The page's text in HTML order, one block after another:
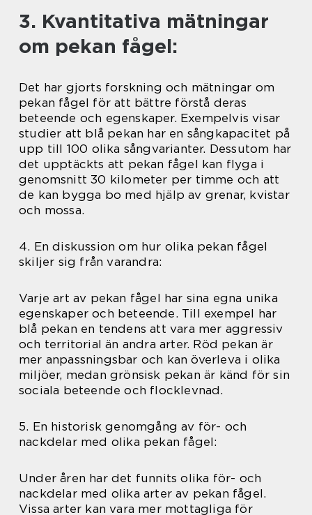
3. Kvantitativa mätningar
om pekan fågel:
Det har gjorts forskning och mätningar om
pekan fågel för att bättre förstå deras
beteende och egenskaper. Exempelvis visar
studier att blå pekan har en sångkapacitet på
upp till 100 olika sångvarianter. Dessutom har
det upptäckts att pekan fågel kan flyga i
genomsnitt 30 kilometer per timme och att
de kan bygga bo med hjälp av grenar, kvistar
och mossa.
4. En diskussion om hur olika pekan fågel
skiljer sig från varandra:
Varje art av pekan fågel har sina egna unika
egenskaper och beteende. Till exempel har
blå pekan en tendens att vara mer aggressiv
och territorial än andra arter. Röd pekan är
mer anpassningsbar och kan överleva i olika
miljöer, medan grönsisk pekan är känd för sin
sociala beteende och flocklevnad.
5. En historisk genomgång av för- och
nackdelar med olika pekan fågel:
Under åren har det funnits olika för- och
nackdelar med olika arter av pekan fågel.
Vissa arter kan vara mer mottagliga för